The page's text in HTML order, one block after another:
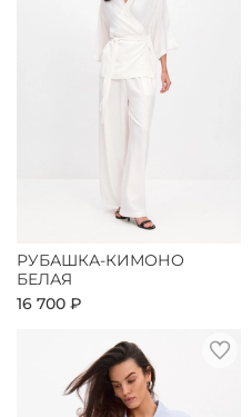
РУБАШКА-КИМОНО
БЕЛАЯ
16 700 ₽